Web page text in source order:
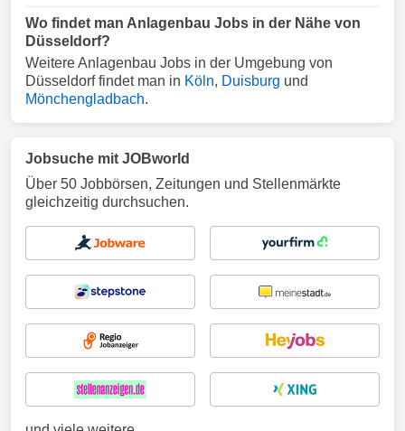
Wo findet man Anlagenbau Jobs in der Nähe von
Düsseldorf?
Weitere Anlagenbau Jobs in der Umgebung von
Düsseldorf findet man in Köln, Duisburg und
Mönchengladbach.
Jobsuche mit JOBworld
Über 50 Jobbörsen, Zeitungen und Stellenmärkte
gleichzeitig durchsuchen.